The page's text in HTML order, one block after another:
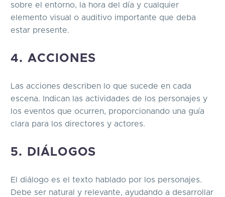
sobre el entorno, la hora del día y cualquier
elemento visual o auditivo importante que deba
estar presente.
4. ACCIONES
Las acciones describen lo que sucede en cada
escena. Indican las actividades de los personajes y
los eventos que ocurren, proporcionando una guía
clara para los directores y actores.
5. DIÁLOGOS
El diálogo es el texto hablado por los personajes.
Debe ser natural y relevante, ayudando a desarrollar